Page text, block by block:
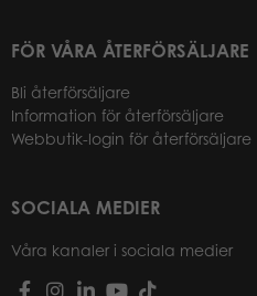
FÖR VÅRA ÅTERFÖRSÄLJARE
Bli återförsäljare
Information för återförsäljare
Webbutik-login för återförsäljare
SOCIALA MEDIER
Våra kanaler i sociala medier